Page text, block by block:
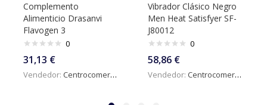
Complemento
Alimenticio Drasanvi
Flavogen 3
0
31,13 €
Vendedor: Centrocomercialdigital
Vibrador Clásico Negro
Men Heat Satisfyer SF-
J80012
0
58,86 €
Vendedor: Centrocomercialdigital